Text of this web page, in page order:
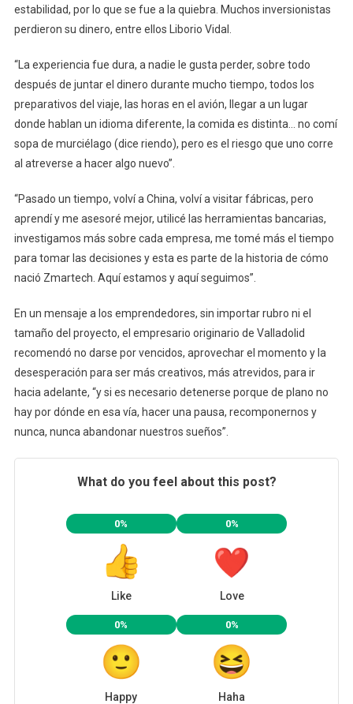
estabilidad, por lo que se fue a la quiebra. Muchos inversionistas
perdieron su dinero, entre ellos Liborio Vidal.
“La experiencia fue dura, a nadie le gusta perder, sobre todo
después de juntar el dinero durante mucho tiempo, todos los
preparativos del viaje, las horas en el avión, llegar a un lugar
donde hablan un idioma diferente, la comida es distinta… no comí
sopa de murciélago (dice riendo), pero es el riesgo que uno corre
al atreverse a hacer algo nuevo”.
“Pasado un tiempo, volví a China, volví a visitar fábricas, pero
aprendí y me asesoré mejor, utilicé las herramientas bancarias,
investigamos más sobre cada empresa, me tomé más el tiempo
para tomar las decisiones y esta es parte de la historia de cómo
nació Zmartech. Aquí estamos y aquí seguimos”.
En un mensaje a los emprendedores, sin importar rubro ni el
tamaño del proyecto, el empresario originario de Valladolid
recomendó no darse por vencidos, aprovechar el momento y la
desesperación para ser más creativos, más atrevidos, para ir
hacia adelante, “y si es necesario detenerse porque de plano no
hay por dónde en esa vía, hacer una pausa, recomponernos y
nunca, nunca abandonar nuestros sueños”.
What do you feel about this post?
0%
Like
0%
Love
0%
Happy
0%
Haha